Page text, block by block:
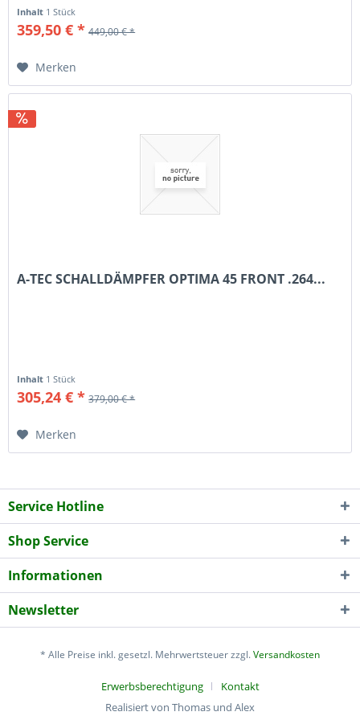
Inhalt 1 Stück
359,50 € * 449,00 € *
Merken
A-TEC SCHALLDÄMPFER OPTIMA 45 FRONT .264...
Inhalt 1 Stück
305,24 € * 379,00 € *
Merken
Service Hotline
Shop Service
Informationen
Newsletter
* Alle Preise inkl. gesetzl. Mehrwertsteuer zzgl.Versandkosten
Erwerbsberechtigung
Kontakt
Realisiert von Thomas und Alex